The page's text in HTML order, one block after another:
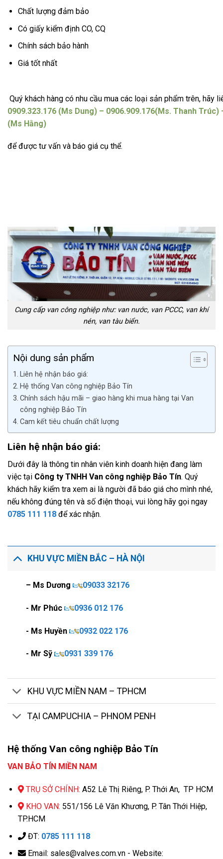
Chất lượng đảm bảo
Có giấy kiểm định CO, CQ
Chính sách bảo hành
Giá tốt nhất
Quý khách hàng có nhu cầu mua các loại sản phẩm trên, hãy
0909.323.176 (Ms Dung) – 0906.909.176(Ms. Thanh
(Ms Hằng)
để được tư vấn và báo giá cụ thể.
Cung cấp van công nghiệp như: van nước, van PCCC, van khí
nén, van tàu biển.
Nội dung sản phẩm
Liên hệ nhận báo giá:
Hệ thống Van công nghiệp Bảo Tín
Chính sách hậu mãi – giao hàng khi mua hàng tại Van
công nghiệp Bảo Tín
Cam kết tiêu chuẩn chất lượng
Liên hệ nhận báo giá:
Dưới đây là thông tin nhân viên kinh doanh hiện đang làm
việc tại Công ty TNHH Van công nghiệp Bảo Tín. Quý
khách hãy kiểm tra xem ai là người đã báo giá cho mình nhé,
nếu không đúng tên và số điện thoại, vui lòng hãy gọi ngay
0785 111 118 để xác nhận.
KHU VỰC MIỀN BẮC – HÀ NỘI
– Ms Dương 09033 32176
- Mr Phúc 0936 012 176
- Ms Huyền 0932 022 176
- Mr Sỹ 0931 339 176
KHU VỰC MIỀN NAM – TPHCM
TẠI CAMPUCHIA – PHNOM PENH
Hệ thống Van công nghiệp Bảo Tín
VAN BẢO TÍN MIỀN NAM
TRỤ SỞ CHÍNH: A52 Lê Thị Riêng, P. Thới An, TP HCM
KHO VAN: 551/156 Lê Văn Khương, P. Tân Thới Hiệp,
TP.HCM
ĐT: 0785 111 118
Email: sales@valves.com.vn - Website: